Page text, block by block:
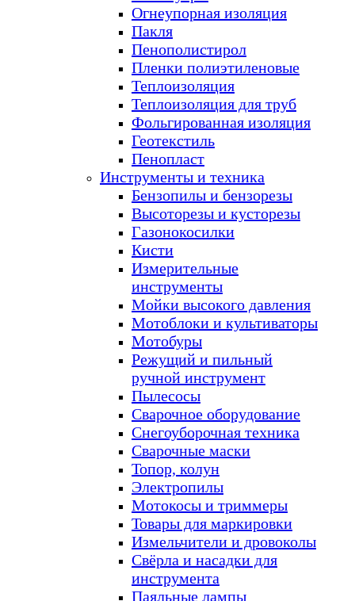
Огнеупорная изоляция
Пакля
Пенополистирол
Пленки полиэтиленовые
Теплоизоляция
Теплоизоляция для труб
Фольгированная изоляция
Геотекстиль
Пенопласт
Инструменты и техника
Бензопилы и бензорезы
Высоторезы и кусторезы
Газонокосилки
Кисти
Измерительные
инструменты
Мойки высокого давления
Мотоблоки и культиваторы
Мотобуры
Режущий и пильный
ручной инструмент
Пылесосы
Сварочное оборудование
Снегоуборочная техника
Сварочные маски
Топор, колун
Электропилы
Мотокосы и триммеры
Товары для маркировки
Измельчители и дровоколы
Свёрла и насадки для
инструмента
Паяльные лампы